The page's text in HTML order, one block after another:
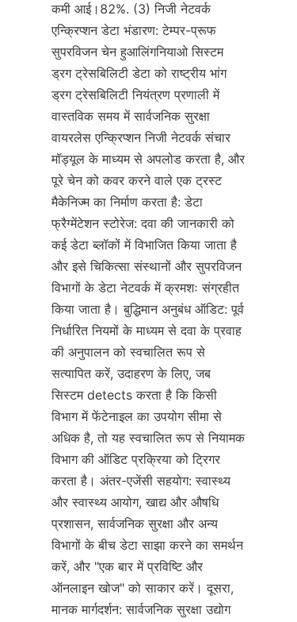
कमी आई।82%. (3) निजी नेटवर्क
एन्क्रिप्शन डेटा भंडारण: टेम्पर-प्रूफ
सुपरविजन चेन हुआलिंगनियाओ सिस्टम
ड्रग ट्रेसबिलिटी डेटा को राष्ट्रीय भांग
ड्रग ट्रेसबिलिटी नियंत्रण प्रणाली में
वास्तविक समय में सार्वजनिक सुरक्षा
वायरलेस एन्क्रिप्शन निजी नेटवर्क संचार
मॉड्यूल के माध्यम से अपलोड करता है, और
पूरे चेन को कवर करने वाले एक ट्रस्ट
मैकेनिज्म का निर्माण करता है: डेटा
फ्रैग्मेंटेशन स्टोरेज: दवा की जानकारी को
कई डेटा ब्लॉकों में विभाजित किया जाता है
और इसे चिकित्सा संस्थानों और सुपरविजन
विभागों के डेटा नेटवर्क में क्रमशः संग्रहीत
किया जाता है। बुद्धिमान अनुबंध ऑडिट: पूर्व
निर्धारित नियमों के माध्यम से दवा के प्रवाह
की अनुपालन को स्वचालित रूप से
सत्यापित करें, उदाहरण के लिए, जब
सिस्टम detects करता है कि किसी
विभाग में फेंटेनाइल का उपयोग सीमा से
अधिक है, तो यह स्वचालित रूप से नियामक
विभाग की ऑडिट प्रक्रिया को ट्रिगर
करता है। अंतर-एजेंसी सहयोग: स्वास्थ्य
और स्वास्थ्य आयोग, खाद्य और औषधि
प्रशासन, सार्वजनिक सुरक्षा और अन्य
विभागों के बीच डेटा साझा करने का समर्थन
करें, और "एक बार में प्रविष्टि और
ऑनलाइन खोज" को साकार करें। दूसरा,
मानक मार्गदर्शन: सार्वजनिक सुरक्षा उद्योग